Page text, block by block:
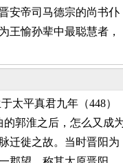
安帝司马德宗的尚书仆
王愉孙辈中最聪慧者，
平真君九年（448）
郭淮之后，怎么又成
迁徙之故。当时晋阳为